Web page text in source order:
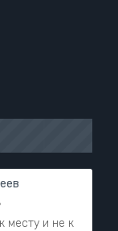
месту и не к